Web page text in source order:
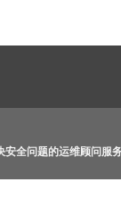
安全问题的运维顾问服